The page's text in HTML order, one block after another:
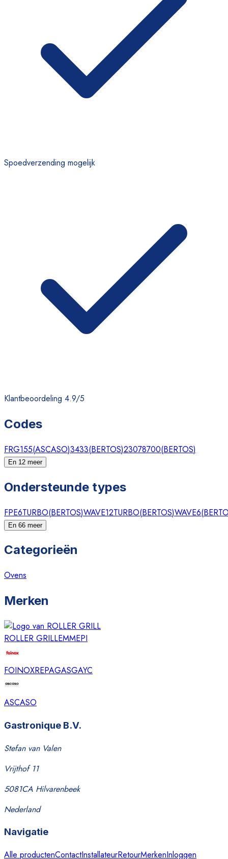
Spoedverzending mogelijk
Klantbeoordeling 4.9/5
Codes
FRG155(ASCASO)3433(BERTOS)23078700(BERTOS)
En 12 meer
Ondersteunde types
FPE6TURBO(BERTOS)WAVE12TURBO(BERTOS)WAVE6(
En 66 meer
Categorieën
Ovens
Merken
ROLLER GRILLEMMEPI
FOINOXREPAGASGAYC
ASCASO
Gastronique B.V.
Stefan van Valen
Vrijthof 11
5081CA Hilvarenbeek
Nederland
Navigatie
Alle productenContactInstallateurRetourMerkenInloggen